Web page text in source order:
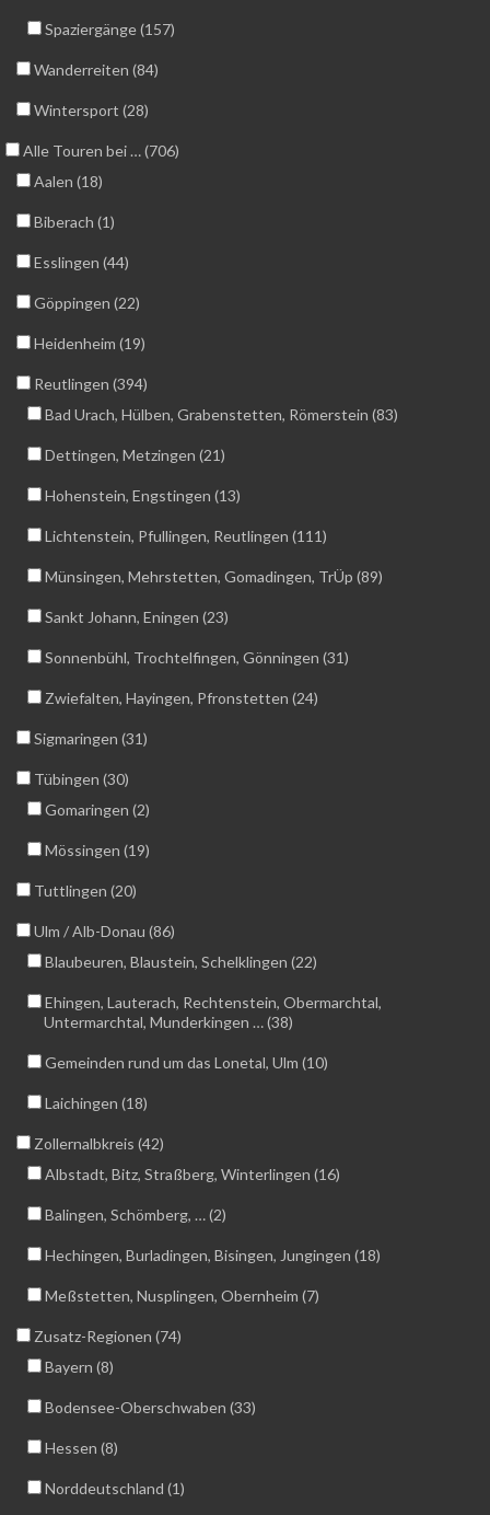
Spaziergänge (157)
Wanderreiten (84)
Wintersport (28)
Alle Touren bei … (706)
Aalen (18)
Biberach (1)
Esslingen (44)
Göppingen (22)
Heidenheim (19)
Reutlingen (394)
Bad Urach, Hülben, Grabenstetten, Römerstein (83)
Dettingen, Metzingen (21)
Hohenstein, Engstingen (13)
Lichtenstein, Pfullingen, Reutlingen (111)
Münsingen, Mehrstetten, Gomadingen, TrÜp (89)
Sankt Johann, Eningen (23)
Sonnenbühl, Trochtelfingen, Gönningen (31)
Zwiefalten, Hayingen, Pfronstetten (24)
Sigmaringen (31)
Tübingen (30)
Gomaringen (2)
Mössingen (19)
Tuttlingen (20)
Ulm / Alb-Donau (86)
Blaubeuren, Blaustein, Schelklingen (22)
Ehingen, Lauterach, Rechtenstein, Obermarchtal,
Untermarchtal, Munderkingen … (38)
Gemeinden rund um das Lonetal, Ulm (10)
Laichingen (18)
Zollernalbkreis (42)
Albstadt, Bitz, Straßberg, Winterlingen (16)
Balingen, Schömberg, … (2)
Hechingen, Burladingen, Bisingen, Jungingen (18)
Meßstetten, Nusplingen, Obernheim (7)
Zusatz-Regionen (74)
Bayern (8)
Bodensee-Oberschwaben (33)
Hessen (8)
Norddeutschland (1)